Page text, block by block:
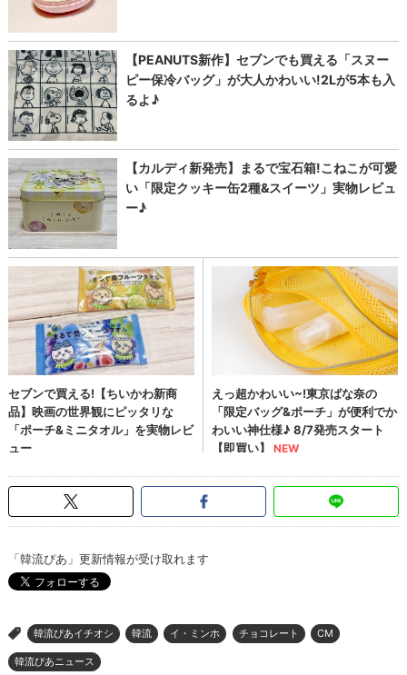
「韓流ぴあ」更新情報が受け取れます
> 韓流ぴあイチオシ 韓流 イ・ミンホ チョコレート CM
韓流ぴあニュース